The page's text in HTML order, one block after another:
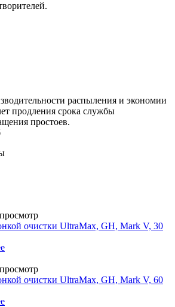
распыления и экономии
продления срока службы
простоев.
очистки UltraMax, GH, Mark V, 30
очистки UltraMax, GH, Mark V, 60